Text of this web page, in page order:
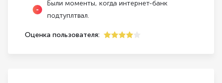
Были моменты, когда интернет-банк
подтуплтвал.
Оценка пользователя: